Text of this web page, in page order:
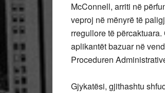
McConnell, arriti në
veproj në mënyrë të
rregullore të
aplikantët bazuar në
Proceduren
Gjykatësi, gjithashtu